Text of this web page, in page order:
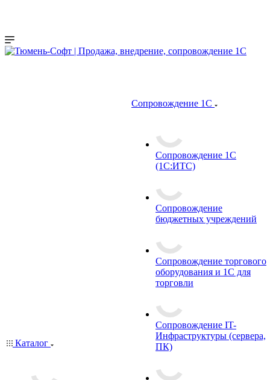
Каталог
Сопровождение 1С
Сопровождение 1С
(1С:ИТС)
Сопровождение
бюджетных учреждений
Сопровождение торгового
оборудования и 1С для
торговли
Сопровождение IT-
Инфраструктуры (сервера,
ПК)